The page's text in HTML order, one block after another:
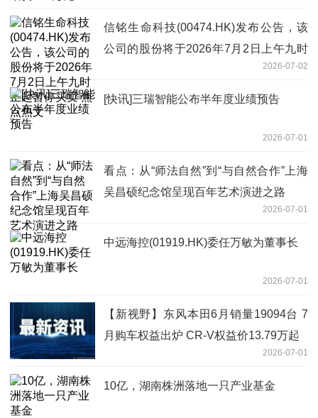
信铭生命科技(00474.HK)发布公告，该
公司的股份将于2026年7月2日上午九时
2026-07-02
[快讯]三瑞智能公布半年度业绩预告
2026-07-01
看点：从“师法自然”到“与自然合作”上海
吴昌硕纪念馆呈现百年艺术演进之路
2026-07-01
中远海控(01919.HK)委任万敏为董事长
2026-07-01
【新视野】东风本田6月销量19094台 7
月购车权益出炉 CR-V权益价13.79万起
2026-07-01
10亿，湖南株洲落地一只产业基金